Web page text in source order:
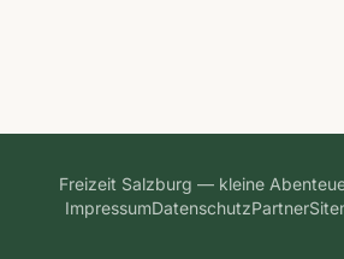
Freizeit Salzburg — kleine
ImpressumDatenschutzPartner